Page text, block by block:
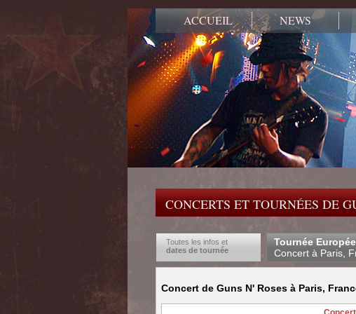
ACCUEIL NEWS
CONCERTS ET TOURNÉES DE
Toutes les infos et
dates de tournée
Tournée
Concert à Paris,
Concert de Guns N' Roses à Paris,